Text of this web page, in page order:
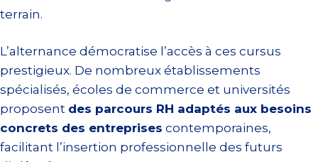
terrain.
L’alternance démocratise l’accès à ces cursus
prestigieux. De nombreux établissements
spécialisés, écoles de commerce et universités
proposent des parcours RH adaptés aux besoins
concrets des entreprises contemporaines,
facilitant l’insertion professionnelle des futurs